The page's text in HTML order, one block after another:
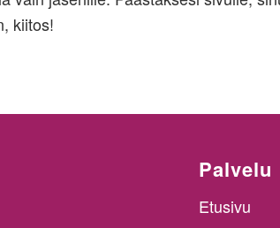
kiitos!
Palvelu
Etusivu